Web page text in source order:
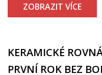
ZOBRAZIT VÍCE
KERAMICKÉ
PRVNÍ ROK BEZ